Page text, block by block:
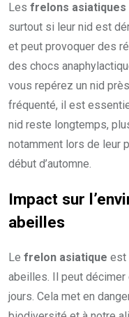
Les frelons asiatiques
surtout si leur nid est
et peut provoquer des
des chocs
vous repérez un nid
fréquenté, il est
nid reste longtemps,
notamment lors de leur
début d’automne.
Impact sur
abeilles
Le frelon asiatique est
abeilles. Il peut
jours. Cela met en